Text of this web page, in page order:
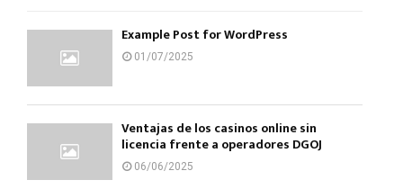
Example Post for WordPress
01/07/2025
Ventajas de los casinos online sin
licencia frente a operadores DGOJ
06/06/2025